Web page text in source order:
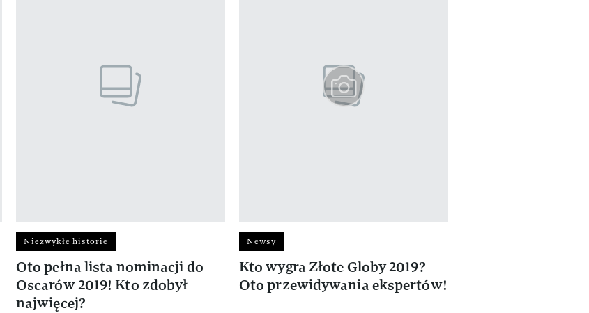
Niezwykłe historie
Oto pełna lista nominacji do
Oscarów 2019! Kto zdobył
najwięcej?
Newsy
Kto wygra Złote Globy 2019?
Oto przewidywania ekspertów!